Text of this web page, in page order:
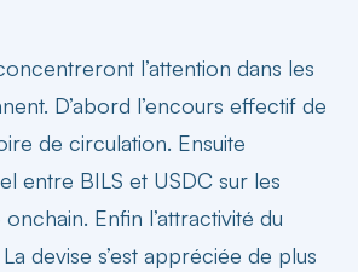
l’attention dans les
D’abord l’encours effectif de
de circulation. Ensuite
entre BILS et USDC sur les
Enfin l’attractivité du
devise s’est appréciée de plus